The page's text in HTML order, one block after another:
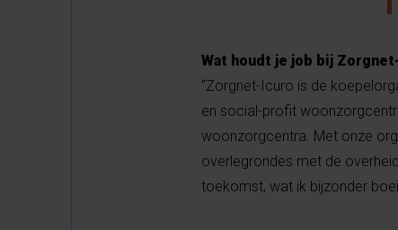
Wat houdt je job bij
“Zorgnet-Icuro is de
en social-profit
woonzorgcentra. Met onze
overlegrondes met de
toekomst, wat ik bijzonder